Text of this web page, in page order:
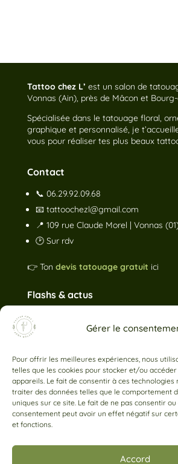
Gérer le
Pour offrir les meilleures expériences, nous
telles que les cookies pour stocker et/ou
appareils. Le fait de consentir à ces
traiter des données telles que le comportement
uniques sur ce site. Le fait de ne pas consentir
consentement peut avoir un effet négatif sur
et fonctions.
Accord
Tattoo chez L’ est un salon de
Vonnas (Ain), près de Mâcon et
Spécialisée dans le tatouage floral,
graphique et personnalisé, je
vous pour réaliser tes plus beaux
Contact
📞 06.29.92.09.68
📧 tattoochezl@gmail.com
📍 109 rue Claude Morel | Vonnas
🕑 Sur rdv
👉 Ton devis tatouage gratuit ici
Flashs & actus